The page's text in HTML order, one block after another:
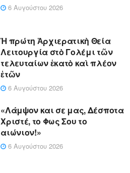
6 Αυγούστου 2026
Ἡ πρώτη Ἀρχιερατικὴ Θεία
Λειτουργία στὸ Γολέμι τῶν
τελευταίων ἑκατὸ καὶ πλέον
ἐτῶν
6 Αυγούστου 2026
«Λάμψον και σε μας, Δέσποτα
Χριστέ, το Φως Σου το
αιώνιον!»
6 Αυγούστου 2026